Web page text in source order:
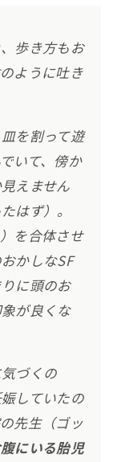
歩き方もお
ように吐き
を割って遊
いて、傍か
えません
はず）。
を合体させ
かしなSF
に頭のお
が良くな
づくの
していたの
先生（ゴッ
にいる胎児